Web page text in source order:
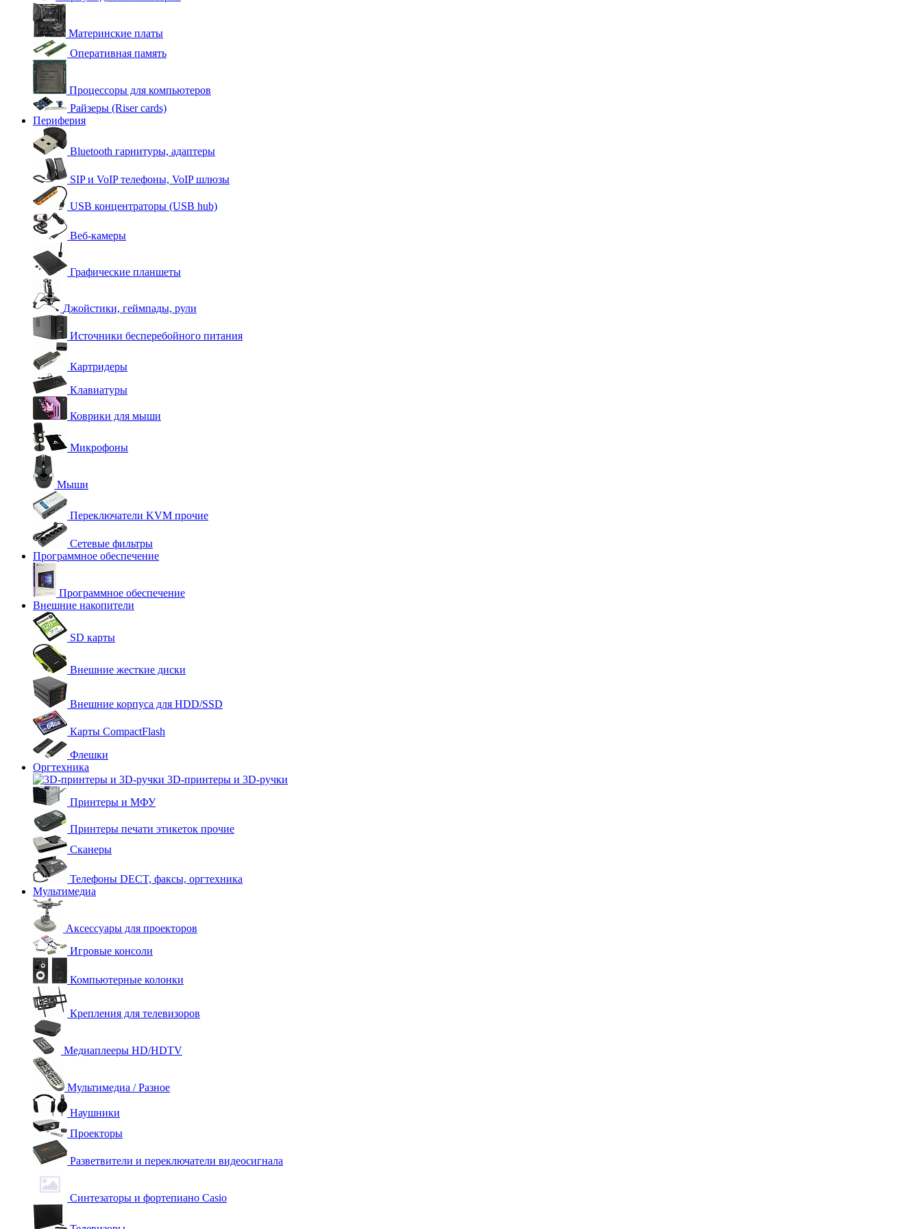
Материнские платы
Оперативная память
Процессоры для компьютеров
Райзеры (Riser cards)
Периферия
Bluetooth гарнитуры, адаптеры
SIP и VoIP телефоны, VoIP шлюзы
USB концентраторы (USB hub)
Веб-камеры
Графические планшеты
Джойстики, геймпады, рули
Источники бесперебойного питания
Картридеры
Клавиатуры
Коврики для мыши
Микрофоны
Мыши
Переключатели KVM прочие
Сетевые фильтры
Программное обеспечение
Программное обеспечение
Внешние накопители
SD карты
Внешние жесткие диски
Внешние корпуса для HDD/SSD
Карты CompactFlash
Флешки
Оргтехника
3D-принтеры и 3D-ручки
Принтеры и МФУ
Принтеры печати этикеток прочие
Сканеры
Телефоны DECT, факсы, оргтехника
Мультимедиа
Аксессуары для проекторов
Игровые консоли
Компьютерные колонки
Крепления для телевизоров
Медиаплееры HD/HDTV
Мультимедиа / Разное
Наушники
Проекторы
Разветвители и переключатели видеосигнала
Синтезаторы и фортепиано Casio